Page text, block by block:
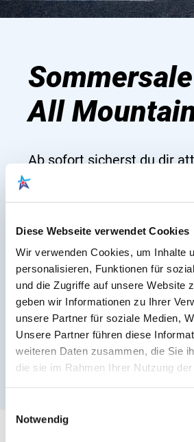
Diese Webseite verwendet Cookies
Wir verwenden Cookies, um Inhalte
personalisieren, Funktionen für
und die Zugriffe auf unsere Website
geben wir Informationen zu Ihrer
unsere Partner für soziale Medien,
Unsere Partner führen diese
weiteren Daten zusammen, die Sie
die sie im Rahmen Ihrer Nutzung
Notwendig
All
Ab sofort sicherst du dir
Angebote auf ausgewählte
Jetzt ist der perfekte
Wunschrad bei einer
Probefahrt. Wir freuen uns
Besuch – dein All
Schreib uns